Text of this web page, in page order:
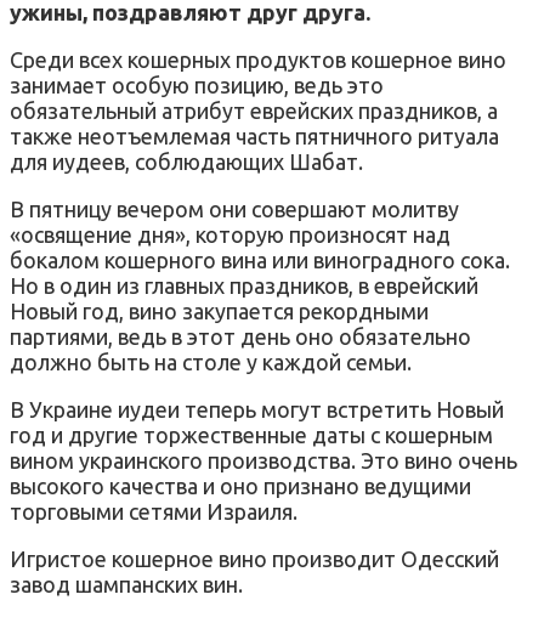
ужины, поздравляют друг друга.
Среди всех кошерных продуктов кошерное вино
занимает особую позицию, ведь это
обязательный атрибут еврейских праздников, а
также неотъемлемая часть пятничного ритуала
для иудеев, соблюдающих Шабат.
В пятницу вечером они совершают молитву
«освящение дня», которую произносят над
бокалом кошерного вина или виноградного сока.
Но в один из главных праздников, в еврейский
Новый год, вино закупается рекордными
партиями, ведь в этот день оно обязательно
должно быть на столе у каждой семьи.
В Украине иудеи теперь могут встретить Новый
год и другие торжественные даты с кошерным
вином украинского производства. Это вино очень
высокого качества и оно признано ведущими
торговыми сетями Израиля.
Игристое кошерное вино производит Одесский
завод шампанских вин.